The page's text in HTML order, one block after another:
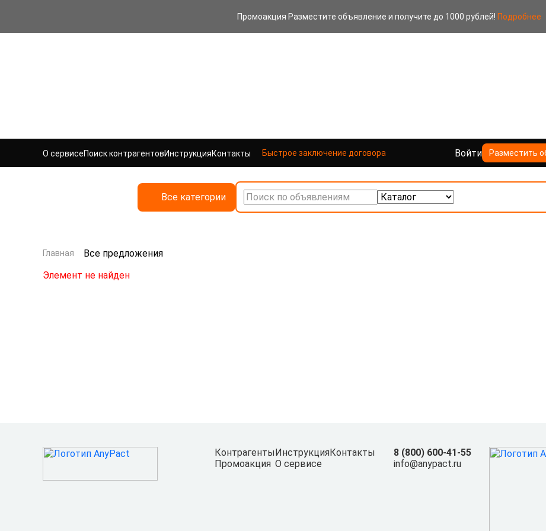
Промоакция Разместите объявление и получите до 1000 рублей! Подробнее
О сервисеПоиск контрагентовИнструкцияКонтакты Быстрое заключение договора Войти Разместить
Все категории Поиск по объявлениям
Главная Все предложения
Элемент не найден
Контрагенты
Промоакция
Инструкция
О сервисе
Контакты
8 (800) 600-41-55
info@anypact.ru